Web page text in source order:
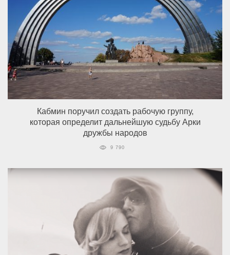
Кабмин поручил создать рабочую группу,
которая определит дальнейшую судьбу Арки
дружбы народов
9 790